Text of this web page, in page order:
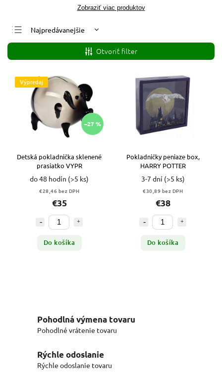
Zobraziť viac produktov
Najpredávanejšie
Najlacnejšie
Najdrahšie
Abecedne
Otvoriť filter
Výpredaj
–27 %
Detská pokladnička sklenené
prasiatko VYPR
do 48 hodín (>5 ks)
€28,46 bez DPH
€35
Do košíka
Pokladničky peniaze box,
HARRY POTTER
3-7 dní (>5 ks)
€30,89 bez DPH
€38
Do košíka
Pohodlná výmena tovaru
Pohodlné vrátenie tovaru
Rýchle odoslanie
Rýchle odoslanie tovaru